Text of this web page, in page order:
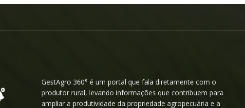
GestAgro 360° é um portal que fala diretamente com o
produtor rural, levando informações que contribuem para
ampliar a produtividade da propriedade agropecuária e a